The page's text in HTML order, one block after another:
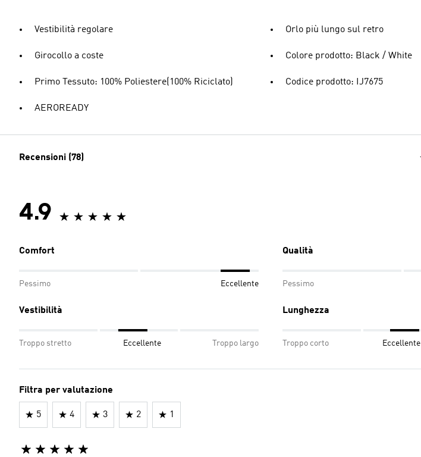
Vestibilità regolare
Girocollo a coste
Primo Tessuto: 100% Poliestere(100% Riciclato)
AEROREADY
Orlo più lungo sul retro
Colore prodotto: Black / White
Codice prodotto: IJ7675
Recensioni (78)
4.9
Comfort
Pessimo Eccellente
Qualità
Pessimo
Vestibilità
Troppo stretto Eccellente Troppo largo
Lunghezza
Troppo corto Eccellente
Filtra per valutazione
5 4 3 2 1